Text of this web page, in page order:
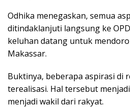
Odhika menegaskan, semua
ditindaklanjuti langsung ke
keluhan datang untuk
Makassar.
Buktinya, beberapa aspirasi di
terealisasi. Hal tersebut
menjadi wakil dari rakyat.